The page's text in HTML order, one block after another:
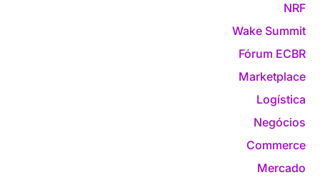
NRF
Wake Summit
Fórum ECBR
Marketplace
Logística
Negócios
Commerce
Mercado